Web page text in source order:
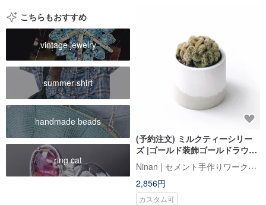
こちらもおすすめ
vintage jewelry
summer shirt
handmade beads
ring cat
(予約注文) ミルクティーシリー
ズ |ゴールド装飾ゴールドラウン
ド2色セメントサボテンプラントNinan | セメント手作りワークショップ
2,856円
カスタム可